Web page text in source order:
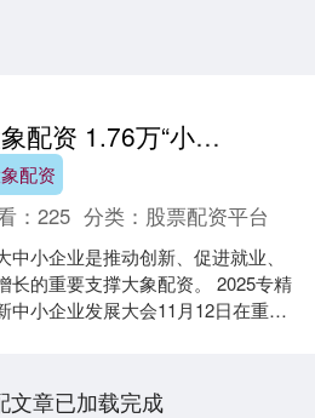
大象配资 1.76万“小巨人”奔涌，AI与出海潮动
配资
：225 分类： 股票配资平台
中小企业是推动创新、促进就业、
长的重要支撑大象配资。 2025专精
中小企业发展大会11月12日在重庆
文章已加载完成